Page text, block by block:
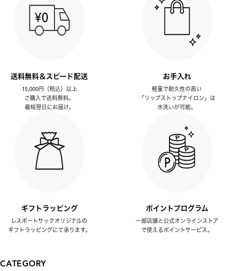
送料無料＆スピード配送
15,000円（税込）以上
ご購入で送料無料。
最短翌日にお届け。
お手入れ
軽量で耐久性の高い
「リップストップナイロン」は
水洗いが可能。
ギフトラッピング
レスポートサックオリジナルの
ギフトラッピングにて承ります。
ポイントプログラム
一部店舗と公式オンラインストア
で使えるポイントサービス。
CATEGORY